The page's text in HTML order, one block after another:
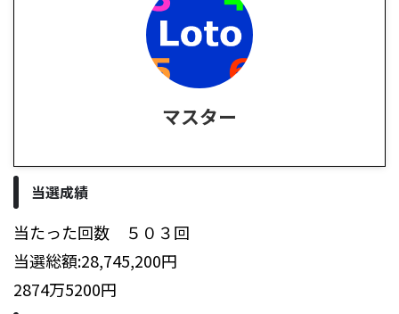
マスター
当選成績
当たった回数 ５０３回
当選総額:28,745,200円
2874万5200円